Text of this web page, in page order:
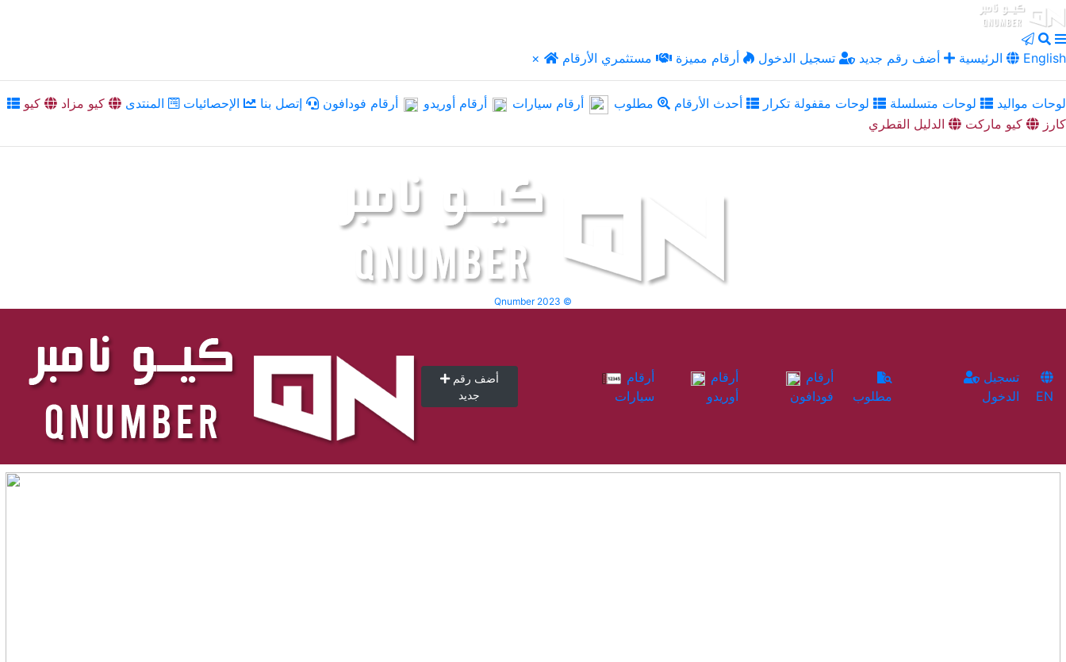
× الرئيسية أضف رقم جديد تسجيل الدخول أرقام مميزة مستثمري الأرقام English
لوحات مواليد لوحات متسلسلة لوحات مقفولة تكرار أحدث الأرقام مطلوب أرقام سيارات أرقام أوريدو أرقام فودافون إتصل بنا الإحصائيات المنتدى كيو مزاد
كيو
كارز
كيو ماركت الدليل القطري
Qnumber 2023 ©
أضف رقم
جديد
سيارات
أوريدو
فودافون
مطلوب
الدخول
EN